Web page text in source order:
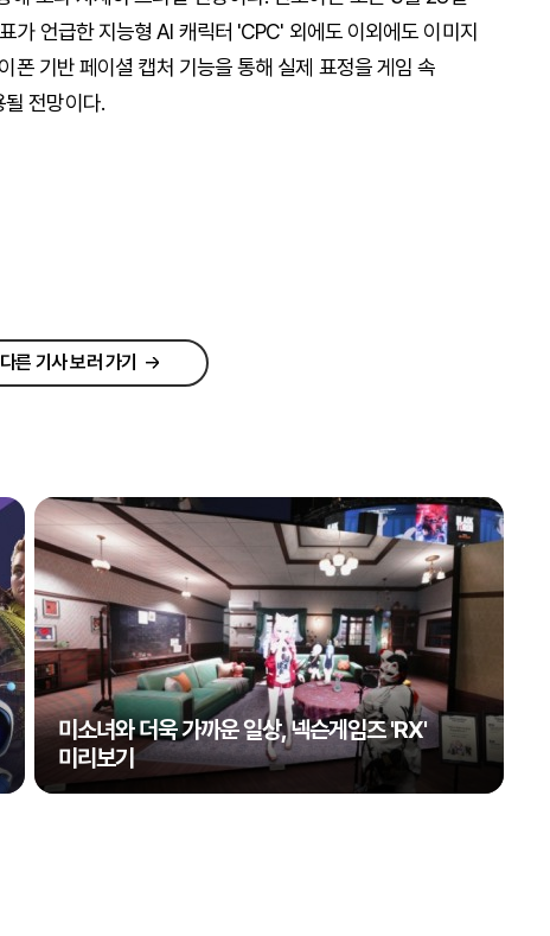
가 언급한 지능형 AI 캐릭터 'CPC' 외에도 이외에도 이미지
기반 페이셜 캡처 기능을 통해 실제 표정을 게임 속
전망이다.
른 기사 보러 가기
미소녀와 더욱 가까운 일상, 넥슨게임즈 'RX'
미리보기